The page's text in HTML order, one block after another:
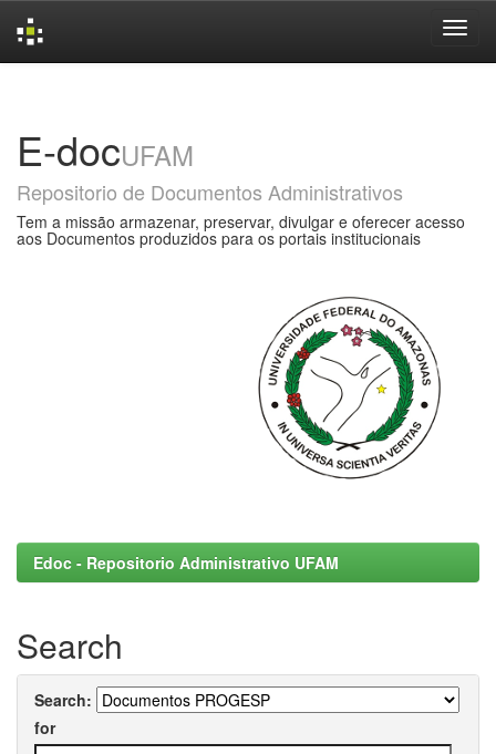
E-docUFAM
Repositorio de Documentos Administrativos
Tem a missão armazenar, preservar, divulgar e oferecer acesso
aos Documentos produzidos para os portais institucionais
Edoc - Repositorio Administrativo UFAM
Search
Search:
for